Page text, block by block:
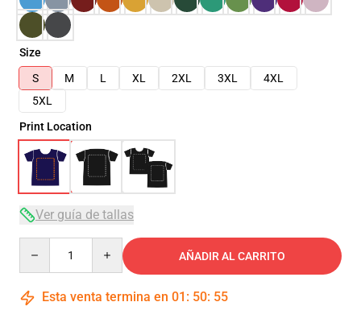
Size
S
M L XL 2XL 3XL
4XL
5XL
Print Location
Ver guía de tallas
AÑADIR AL CARRITO
Esta venta termina en 01 : 50: 54